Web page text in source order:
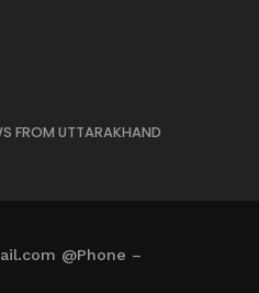
FROM UTTARAKHAND
@Phone –